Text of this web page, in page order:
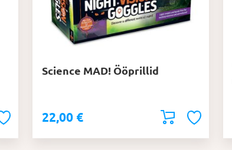
Science MAD! Ööprillid
22,00 €